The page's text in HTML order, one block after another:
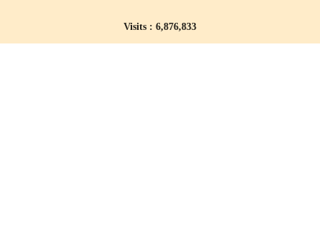
Visits : 6,876,833